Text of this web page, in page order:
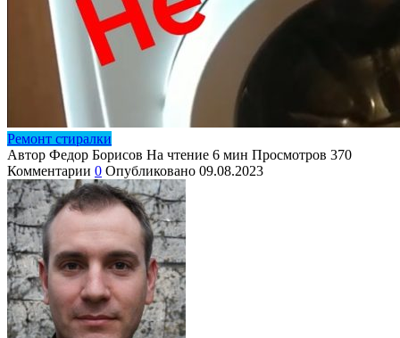
Ремонт стиралки
Автор Федор Борисов На чтение 6 мин Просмотров 370
Комментарии 0 Опубликовано 09.08.2023